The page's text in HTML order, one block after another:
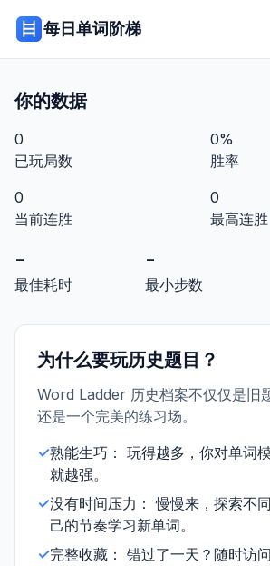
每日单词阶梯
你的数据
0
已玩局数
0%
胜率
0
当前连胜
0
最高连胜
-
最佳耗时
-
最小步数
为什么要玩历史题目？
Word Ladder 历史档案不仅仅是旧
还是一个完美的练习场。
✓熟能生巧： 玩得越多，你对单词
就越强。
✓没有时间压力： 慢慢来，探索不
己的节奏学习新单词。
✓完整收藏： 错过了一天？随时访